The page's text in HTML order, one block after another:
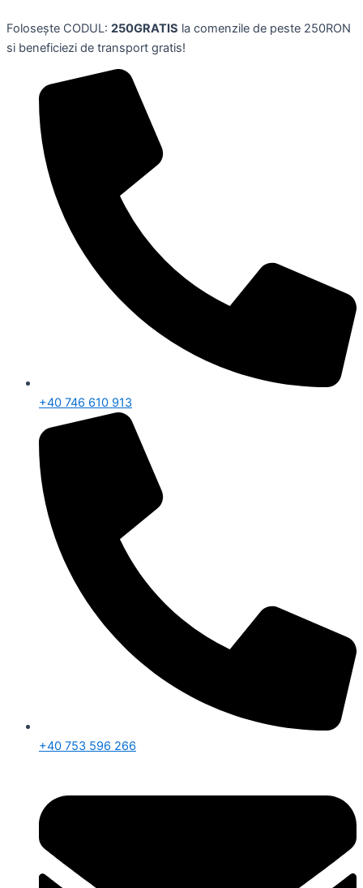
to
content
Folosește CODUL: 250GRATIS la comenzile de peste 250RON
si beneficiezi de transport gratis!
+40 746 610 913
+40 753 596 266
figurina
Superbot,
Magic
Kaboom,
multicolor,
Superzings